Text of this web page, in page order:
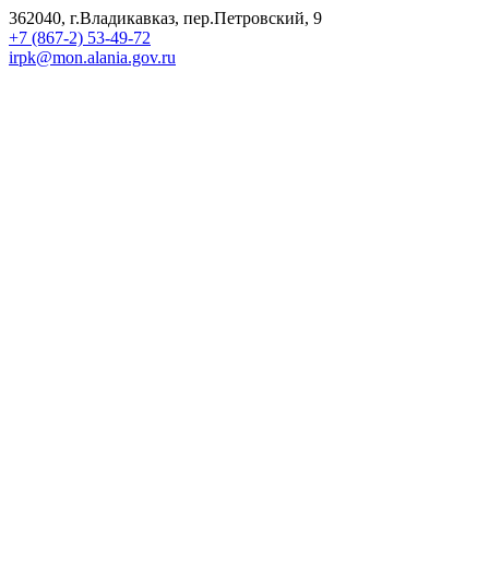
362040, г.Владикавказ, пер.Петровский, 9
+7 (867-2) 53-49-72
irpk@mon.alania.gov.ru